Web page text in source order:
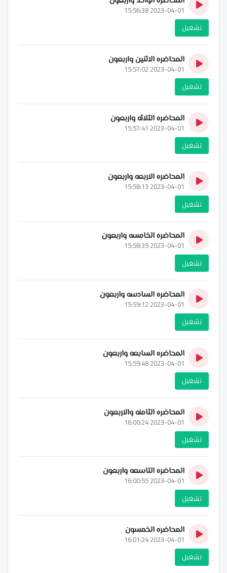
2023-04-01 15:56:38
تشغيل
المحاضره الاثنين واربعون
2023-04-01 15:57:02
تشغيل
المحاضره الثلاثه واربعون
2023-04-01 15:57:41
تشغيل
المحاضره الاربعه واربعون
2023-04-01 15:58:13
تشغيل
المحاضره الخامسه واربعون
2023-04-01 15:58:39
تشغيل
المحاضره السادسه واربعون
2023-04-01 15:59:12
تشغيل
المحاضره السابعه واربعون
2023-04-01 15:59:48
تشغيل
المحاضره الثامنه والاربعون
2023-04-01 16:00:24
تشغيل
المحاضره التاسعه واربعون
2023-04-01 16:00:55
تشغيل
المحاضره الخمسون
2023-04-01 16:01:24
تشغيل